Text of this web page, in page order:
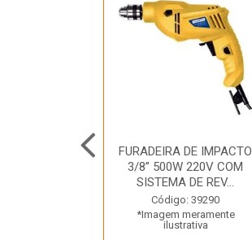
FURADEIRA DE IMPACTO
3/8” 500W 220V COM
SISTEMA DE REV...
Código: 39290
*Imagem meramente
ilustrativa